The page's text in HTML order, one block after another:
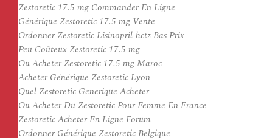
Zestoretic 17.5 mg Commander En Ligne
Générique Zestoretic 17.5 mg Vente
Ordonner Zestoretic Lisinopril-hctz Bas Prix
Peu Coûteux Zestoretic 17.5 mg
Ou Acheter Zestoretic 17.5 mg Maroc
Acheter Générique Zestoretic Lyon
Quel Zestoretic Generique Acheter
Ou Acheter Du Zestoretic Pour Femme En France
Zestoretic Acheter En Ligne Forum
Ordonner Générique Zestoretic Belgique